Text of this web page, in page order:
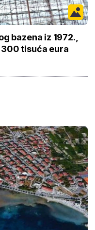
bazena iz 1972.,
tisuća eura